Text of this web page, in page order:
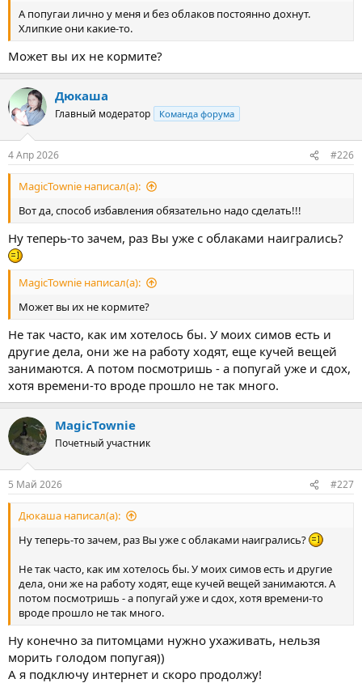
А попугаи лично у меня и без облаков постоянно дохнут.
Хлипкие они какие-то.
Может вы их не кормите?
Дюкаша
Главный модератор Команда форума
4 Апр 2026 #226
MagicTownie написал(а):
Вот да, способ избавления обязательно надо сделать!!!
Ну теперь-то зачем, раз Вы уже с облаками наигрались?
MagicTownie написал(а):
Может вы их не кормите?
Не так часто, как им хотелось бы. У моих симов есть и
другие дела, они же на работу ходят, еще кучей вещей
занимаются. А потом посмотришь - а попугай уже и сдох,
хотя времени-то вроде прошло не так много.
MagicTownie
Почетный участник
5 Май 2026 #227
Дюкаша написал(а):
Ну теперь-то зачем, раз Вы уже с облаками наигрались?
Не так часто, как им хотелось бы. У моих симов есть и другие
дела, они же на работу ходят, еще кучей вещей занимаются. А
потом посмотришь - а попугай уже и сдох, хотя времени-то
вроде прошло не так много.
Ну конечно за питомцами нужно ухаживать, нельзя
морить голодом попугая))
А я подключу интернет и скоро продолжу!